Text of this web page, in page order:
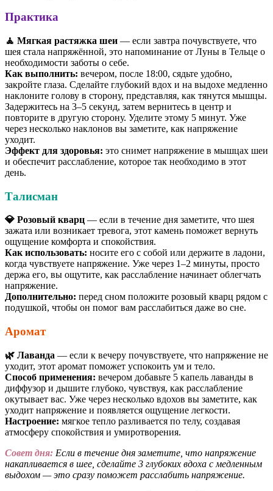
Практика
🧘 Мягкая растяжка шеи — если завтра почувствуете, что
шея стала напряжённой, это напоминание от Луны в Тельце о
необходимости заботы о себе.
Как выполнить: вечером, после 18:00, сядьте удобно,
закройте глаза. Сделайте глубокий вдох и на выдохе медленно
наклоните голову в сторону, представляя, как тянутся мышцы.
Задержитесь на 3–5 секунд, затем вернитесь в центр и
повторите в другую сторону. Уделите этому 5 минут. Уже
через несколько наклонов вы заметите, как напряжение
уходит.
Эффект для здоровья: это снимет напряжение в мышцах шеи
и обеспечит расслабление, которое так необходимо в этот
день.
Талисман
💎 Розовый кварц — если в течение дня заметите, что шея
зажата или возникает тревога, этот камень поможет вернуть
ощущение комфорта и спокойствия.
Как использовать: носите его с собой или держите в ладони,
когда чувствуете напряжение. Уже через 1–2 минуты, просто
держа его, вы ощутите, как расслабление начинает облегчать
напряжение.
Дополнительно: перед сном положите розовый кварц рядом с
подушкой, чтобы он помог вам расслабиться даже во сне.
Аромат
🌿 Лаванда — если к вечеру почувствуете, что напряжение не
уходит, этот аромат поможет успокоить ум и тело.
Способ применения: вечером добавьте 5 капель лаванды в
диффузор и дышите глубоко, чувствуя, как расслабление
окутывает вас. Уже через несколько вдохов вы заметите, как
уходит напряжение и появляется ощущение легкости.
Настроение: мягкое тепло разливается по телу, создавая
атмосферу спокойствия и умиротворения.
Совет дня: Если в течение дня заметите, что напряжение
накапливается в шее, сделайте 3 глубоких вдоха с медленным
выдохом — это сразу поможет расслабить напряжение.